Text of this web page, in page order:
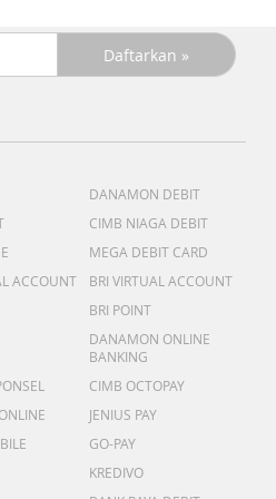
DANAMON DEBIT
CIMB NIAGA DEBIT
MEGA DEBIT CARD
ACCOUNT
BRI VIRTUAL ACCOUNT
BRI POINT
DANAMON ONLINE
BANKING
CIMB OCTOPAY
JENIUS PAY
GO-PAY
KREDIVO